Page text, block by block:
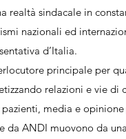
realtà sindacale in
nazionali ed
d’Italia.
principale per
relazioni e vie
media e
da ANDI muovono da